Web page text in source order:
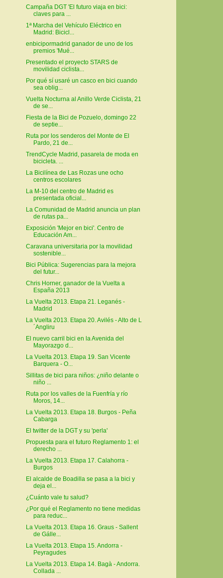
Campaña DGT 'El futuro viaja en bici:
claves para ...
1ª Marcha del Vehículo Eléctrico en
Madrid: Bicicl...
enbicipormadrid ganador de uno de los
premios 'Mué...
Presentado el proyecto STARS de
movilidad ciclista...
Por qué sí usaré un casco en bici cuando
sea oblig...
Vuelta Nocturna al Anillo Verde Ciclista, 21
de se...
Fiesta de la Bici de Pozuelo, domingo 22
de septie...
Ruta por los senderos del Monte de El
Pardo, 21 de...
TrendCycle Madrid, pasarela de moda en
bicicleta. ...
La Bicilínea de Las Rozas une ocho
centros escolares
La M-10 del centro de Madrid es
presentada oficial...
La Comunidad de Madrid anuncia un plan
de rutas pa...
Exposición 'Mejor en bici'. Centro de
Educación Am...
Caravana universitaria por la movilidad
sostenible...
Bici Pública: Sugerencias para la mejora
del futur...
Chris Horner, ganador de la Vuelta a
España 2013
La Vuelta 2013. Etapa 21. Leganés -
Madrid
La Vuelta 2013. Etapa 20. Avilés - Alto de L
´Angliru
El nuevo carril bici en la Avenida del
Mayorazgo d...
La Vuelta 2013. Etapa 19. San Vicente
Barquera - O...
Sillitas de bici para niños: ¿niño delante o
niño ...
Ruta por los valles de la Fuenfría y río
Moros, 14...
La Vuelta 2013. Etapa 18. Burgos - Peña
Cabarga
El twitter de la DGT y su 'perla'
Propuesta para el futuro Reglamento 1: el
derecho ...
La Vuelta 2013. Etapa 17. Calahorra -
Burgos
El alcalde de Boadilla se pasa a la bici y
deja el...
¿Cuánto vale tu salud?
¿Por qué el Reglamento no tiene medidas
para reduc...
La Vuelta 2013. Etapa 16. Graus - Sallent
de Gálle...
La Vuelta 2013. Etapa 15. Andorra -
Peyragudes
La Vuelta 2013. Etapa 14. Bagà - Andorra.
Collada ...